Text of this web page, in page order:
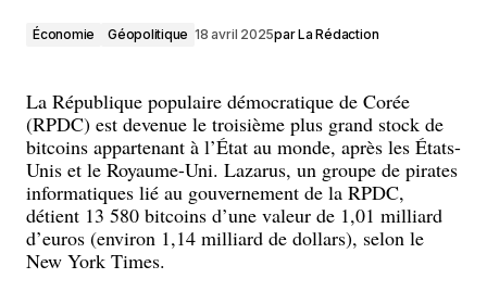
Économie Géopolitique 18 avril 2025parLa Rédaction
La République populaire démocratique de Corée
(RPDC) est devenue le troisième plus grand stock de
bitcoins appartenant à l’État au monde, après les États-
Unis et le Royaume-Uni. Lazarus, un groupe de pirates
informatiques lié au gouvernement de la RPDC,
détient 13 580 bitcoins d’une valeur de 1,01 milliard
d’euros (environ 1,14 milliard de dollars), selon le
New York Times.